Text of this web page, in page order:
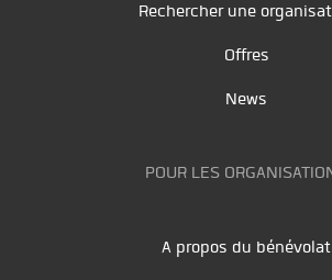
Rechercher une
Offres
News
POUR LES
A propos du bénévolat